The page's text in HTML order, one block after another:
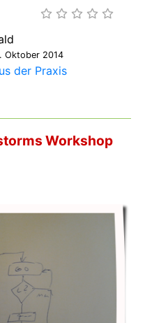
Oktober 2014
der Praxis
Workshop